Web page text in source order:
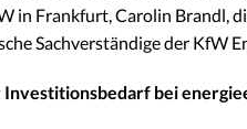
in Frankfurt, Carolin Brandl,
Sachverständige der KfW
Investitionsbedarf bei